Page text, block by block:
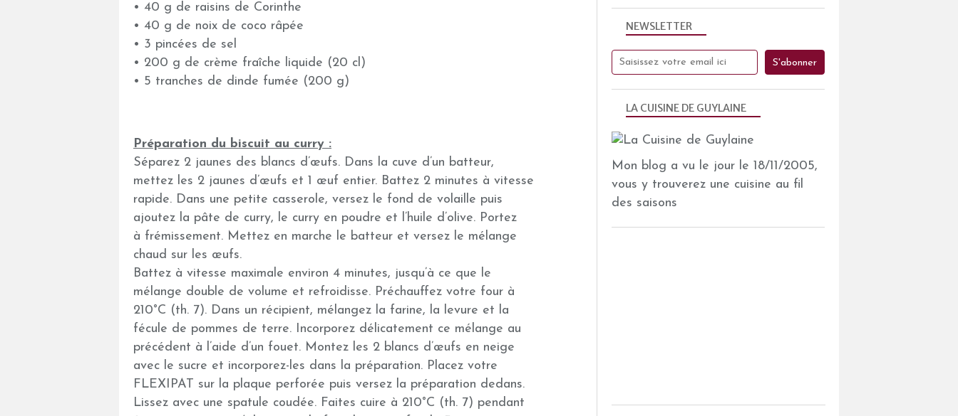
• 40 g de raisins de Corinthe
• 40 g de noix de coco râpée
• 3 pincées de sel
• 200 g de crème fraîche liquide (20 cl)
• 5 tranches de dinde fumée (200 g)
Préparation du biscuit au curry :
Séparez 2 jaunes des blancs d’œufs. Dans la cuve d’un batteur,
mettez les 2 jaunes d’œufs et 1 œuf entier. Battez 2 minutes à vitesse
rapide. Dans une petite casserole, versez le fond de volaille puis
ajoutez la pâte de curry, le curry en poudre et l’huile d’olive. Portez
à frémissement. Mettez en marche le batteur et versez le mélange
chaud sur les œufs.
Battez à vitesse maximale environ 4 minutes, jusqu’à ce que le
mélange double de volume et refroidisse. Préchauffez votre four à
210°C (th. 7). Dans un récipient, mélangez la farine, la levure et la
fécule de pommes de terre. Incorporez délicatement ce mélange au
précédent à l’aide d’un fouet. Montez les 2 blancs d’œufs en neige
avec le sucre et incorporez-les dans la préparation. Placez votre
FLEXIPAT sur la plaque perforée puis versez la préparation dedans.
Lissez avec une spatule coudée. Faites cuire à 210°C (th. 7) pendant
NEWSLETTER
LA CUISINE DE GUYLAINE
Mon blog a vu le jour le 18/11/2005,
vous y trouverez une cuisine au fil
des saisons